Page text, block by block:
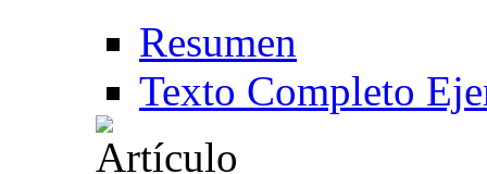
Resumen
Texto Completo